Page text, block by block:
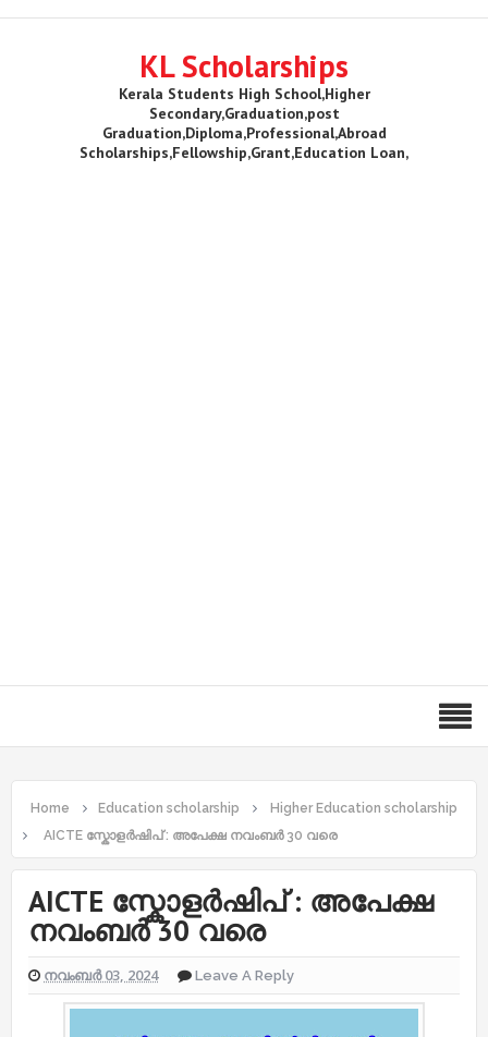
KL Scholarships
Kerala Students High School,Higher
Secondary,Graduation,post
Graduation,Diploma,Professional,Abroad
Scholarships,Fellowship,Grant,Education Loan,
Home Education scholarship
Higher Education scholarship
AICTE സ്കോളർഷിപ് : അപേക്ഷ നവംബർ 30 വരെ
AICTE സ്കോളർഷിപ് : അപേക്ഷ
നവംബർ 30 വരെ
നവംബർ 03, 2024 Leave A Reply